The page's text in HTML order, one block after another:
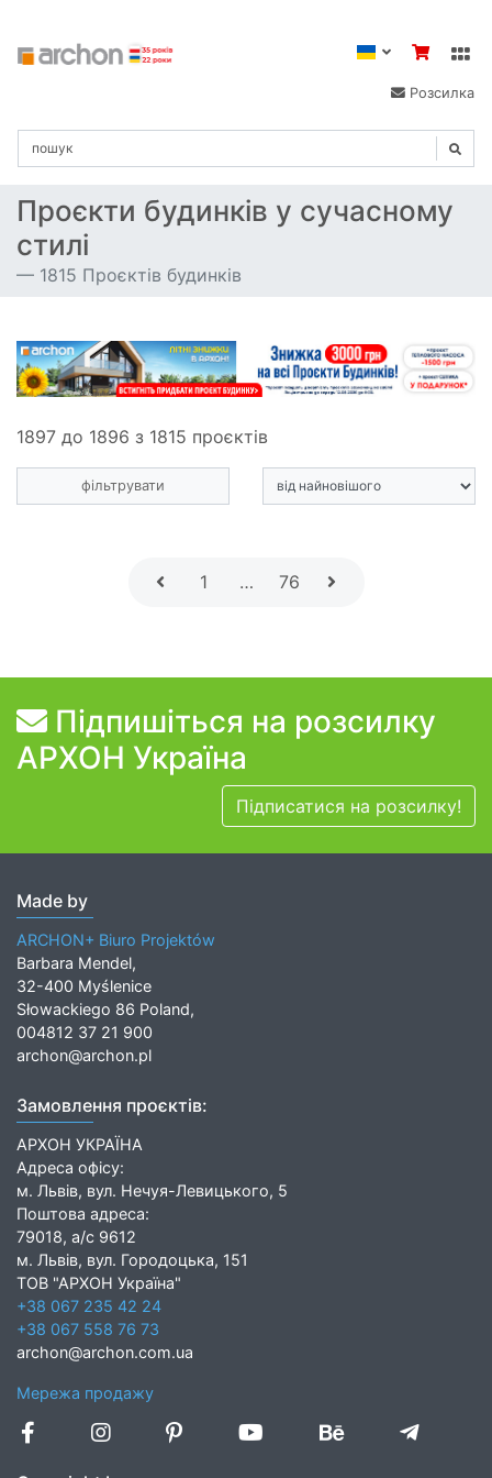
Розсилка
Проєкти будинків у сучасному
стилі
1815 Проєктів будинків
1897 до 1896 з 1815 проєктів
фільтрувати
1 … 76
Підпишіться на розсилку
АРХОН Україна
Підписатися на розсилку!
Made by
ARCHON+ Biuro Projektów
Barbara Mendel,
32-400 Myślenice
Słowackiego 86 Poland,
004812 37 21 900
archon@archon.pl
Замовлення проєктів:
АРХОН УКРАЇНА
Адреса офісу:
м. Львів, вул. Нечуя-Левицького, 5
Поштова адреса:
79018, а/с 9612
м. Львів, вул. Городоцька, 151
ТОВ "АРХОН Україна"
+38 067 235 42 24
+38 067 558 76 73
archon@archon.com.ua
Мережа продажу